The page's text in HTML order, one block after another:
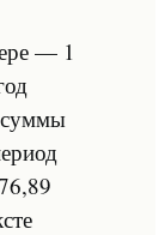
— 1
суммы